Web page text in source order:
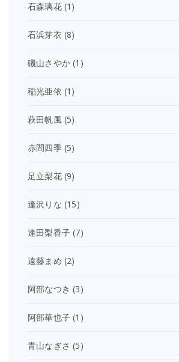
石森璃花(1)
石浜芽衣 (8)
磯山さやか (1)
稲光亜依 (1)
萩田帆風(5)
赤間四季(5)
足立梨花(9)
逢沢りな (15)
逢田梨香子 (7)
遠藤まめ (2)
阿部なつき (3)
阿部華也子 (1)
青山なぎさ (5)